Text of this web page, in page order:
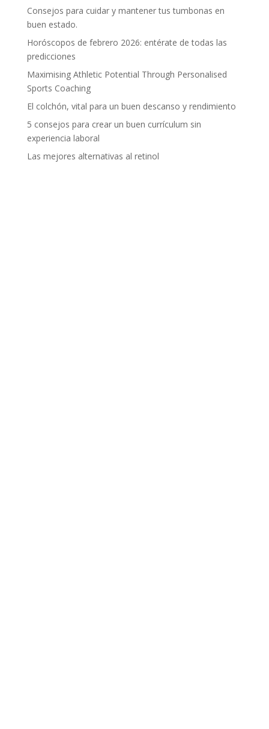
Consejos para cuidar y mantener tus tumbonas en
buen estado.
Horóscopos de febrero 2026: entérate de todas las
predicciones
Maximising Athletic Potential Through Personalised
Sports Coaching
El colchón, vital para un buen descanso y rendimiento
5 consejos para crear un buen currículum sin
experiencia laboral
Las mejores alternativas al retinol